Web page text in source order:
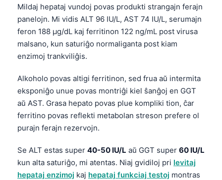
Mildaj hepataj vundoj povas produkti strangajn ferajn
panelojn. Mi vidis ALT 96 IU/L, AST 74 IU/L, serumajn
feron 188 µg/dL kaj ferritinon 122 ng/mL post virusa
malsano, kun saturiĝo normaliganta post kiam
enzimoj trankviliĝis.
Alkoholo povas altigi ferritinon, sed frua aŭ intermita
eksponiĝo unue povas montriĝi kiel ŝanĝoj en GGT
aŭ AST. Grasa hepato povas plue kompliki tion, ĉar
ferritino povas reflekti metabolan streson prefere ol
purajn ferajn rezervojn.
Se ALT estas super 40-50 IU/L aŭ GGT super 60 IU/L
kun alta saturiĝo, mi atentas. Niaj gvidiloj pri levitaj
hepataj enzimoj kaj hepataj funkciaj testoj montras
Հայերեն
Íslenska
Svenska
Bosanski
Azərbaycan dili
日本語
Čeština
ქართული
Русский